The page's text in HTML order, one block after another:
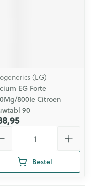
(EG)
EG Forte
800Ie Citroen
90
Bestel